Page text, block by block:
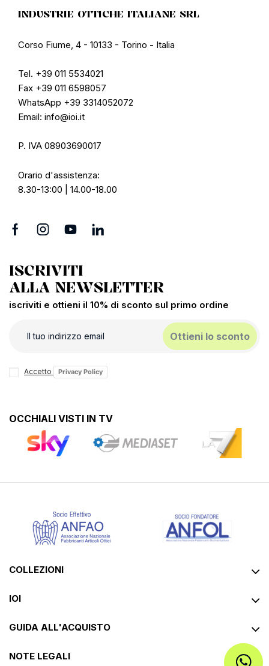
INDUSTRIE OTTICHE ITALIANE SRL
Corso Fiume, 4 - 10133 - Torino - Italia
Tel. +39 011 5534021
Fax +39 011 6598057
WhatsApp +39 3314052072
Email: info@ioi.it
P. IVA 08903690017
Orario d'assistenza:
8.30-13:00 | 14.00-18.00
ISCRIVITI
ALLA NEWSLETTER
iscriviti e ottieni il 10% di sconto sul primo ordine
Ottieni lo sconto
Accetto Privacy Policy
OCCHIALI VISTI IN TV
COLLEZIONI
IOI
GUIDA ALL'ACQUISTO
NOTE LEGALI